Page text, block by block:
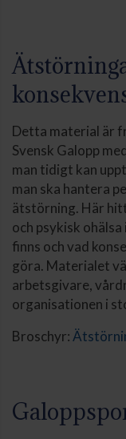
Detta material är
Svensk Galopp
man tidigt kan
man ska hantera
ätstörning. Här
och psykisk
finns och vad
göra. Materialet
arbetsgivare,
organisationen i
Broschyr: